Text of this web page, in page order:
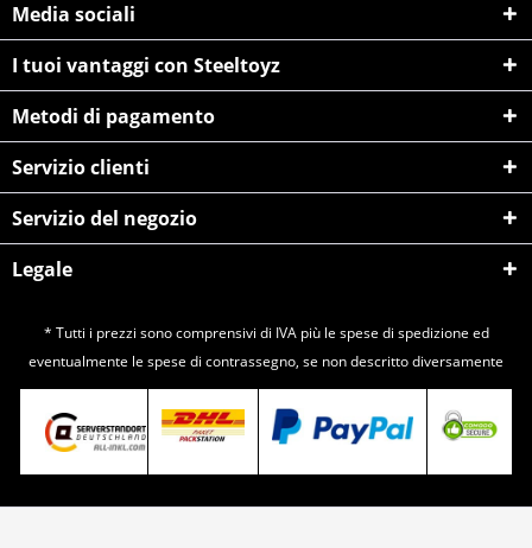
Media sociali
I tuoi vantaggi con Steeltoyz
Metodi di pagamento
Servizio clienti
Servizio del negozio
Legale
* Tutti i prezzi sono comprensivi di IVA più le spese di spedizione ed
eventualmente le spese di contrassegno, se non descritto diversamente